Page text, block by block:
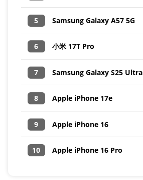
5 Samsung Galaxy A57 5G
6 小米 17T Pro
7 Samsung Galaxy S25 Ultra
8 Apple iPhone 17e
9 Apple iPhone 16
10 Apple iPhone 16 Pro